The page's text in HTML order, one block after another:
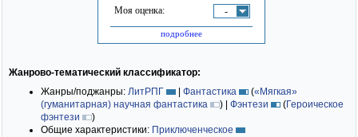
Моя оценка: -
подробнее
Жанрово-тематический классификатор:
Жанры/поджанры: ЛитРПГ | Фантастика («Мягкая»
(гуманитарная) научная фантастика
) | Фэнтези (Героическое
фэнтези
)
Общие характеристики: Приключенческое